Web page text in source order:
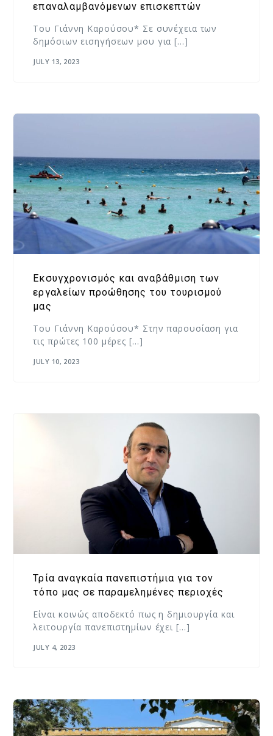
επαναλαμβανόμενων επισκεπτών
Του Γιάννη Καρούσου* Σε συνέχεια των
δημόσιων εισηγήσεων μου για […]
JULY 13, 2023
Εκσυγχρονισμός και αναβάθμιση των
εργαλείων προώθησης του τουρισμού
μας
Του Γιάννη Καρούσου* Στην παρουσίαση για
τις πρώτες 100 μέρες […]
JULY 10, 2023
Τρία αναγκαία πανεπιστήμια για τον
τόπο μας σε παραμελημένες περιοχές
Είναι κοινώς αποδεκτό πως η δημιουργία και
λειτουργία πανεπιστημίων έχει […]
JULY 4, 2023